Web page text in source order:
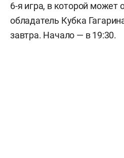
6-я игра, в которой может
обладатель Кубка
завтра. Начало — в 19:30.